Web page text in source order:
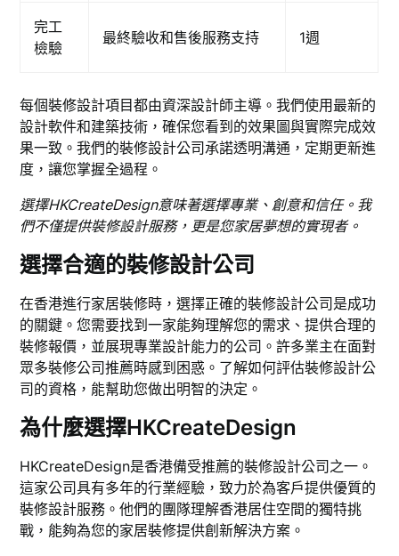
完工
檢驗
最終驗收和售後服務支持 1週
每個裝修設計項目都由資深設計師主導。我們使用最新的
設計軟件和建築技術，確保您看到的效果圖與實際完成效
果一致。我們的裝修設計公司承諾透明溝通，定期更新進
度，讓您掌握全過程。
選擇HKCreateDesign意味著選擇專業、創意和信任。我
們不僅提供裝修設計服務，更是您家居夢想的實現者。
選擇合適的裝修設計公司
在香港進行家居裝修時，選擇正確的裝修設計公司是成功
的關鍵。您需要找到一家能夠理解您的需求、提供合理的
裝修報價，並展現專業設計能力的公司。許多業主在面對
眾多裝修公司推薦時感到困惑。了解如何評估裝修設計公
司的資格，能幫助您做出明智的決定。
為什麼選擇HKCreateDesign
HKCreateDesign是香港備受推薦的裝修設計公司之一。
這家公司具有多年的行業經驗，致力於為客戶提供優質的
裝修設計服務。他們的團隊理解香港居住空間的獨特挑
戰，能夠為您的家居裝修提供創新解決方案。